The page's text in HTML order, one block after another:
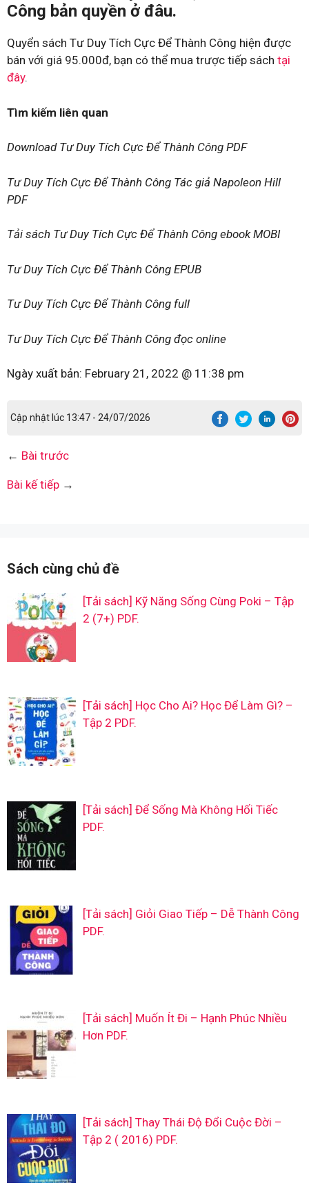
Công bản quyền ở đâu.
Quyển sách Tư Duy Tích Cực Để Thành Công hiện được
bán với giá 95.000đ, bạn có thể mua trược tiếp sách tại
đây.
Tìm kiếm liên quan
Download Tư Duy Tích Cực Để Thành Công PDF
Tư Duy Tích Cực Để Thành Công Tác giả Napoleon Hill
PDF
Tải sách Tư Duy Tích Cực Để Thành Công ebook MOBI
Tư Duy Tích Cực Để Thành Công EPUB
Tư Duy Tích Cực Để Thành Công full
Tư Duy Tích Cực Để Thành Công đọc online
Ngày xuất bản: February 21, 2022 @ 11:38 pm
Cập nhật lúc 13:47 - 24/07/2026
← Bài trước
Bài kế tiếp →
Sách cùng chủ đề
[Tải sách] Kỹ Năng Sống Cùng Poki – Tập
2 (7+) PDF.
[Tải sách] Học Cho Ai? Học Để Làm Gì? –
Tập 2 PDF.
[Tải sách] Để Sống Mà Không Hối Tiếc
PDF.
[Tải sách] Giỏi Giao Tiếp – Dễ Thành Công
PDF.
[Tải sách] Muốn Ít Đi – Hạnh Phúc Nhiều
Hơn PDF.
[Tải sách] Thay Thái Độ Đổi Cuộc Đời –
Tập 2 ( 2016) PDF.